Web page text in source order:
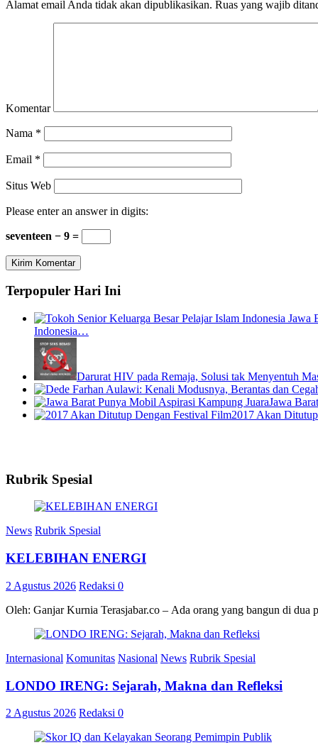
Alamat email Anda tidak akan dipublikasikan. Ruas yang wajib
Komentar
Nama *
Email *
Situs Web
Please enter an answer in digits:
seventeen − 9 =
Terpopuler Hari Ini
Indonesia…
Darurat HIV pada Remaja, Solusi tak Menyentuh
Jawa
2017 Akan
Rubrik Spesial
News Rubrik Spesial
KELEBIHAN ENERGI
2 Agustus 2026 Redaksi 0
Oleh: Ganjar Kurnia Terasjabar.co – Ada orang yang bangun di dua
Internasional Komunitas Nasional News Rubrik Spesial
LONDO IRENG: Sejarah, Makna dan Refleksi
2 Agustus 2026 Redaksi 0